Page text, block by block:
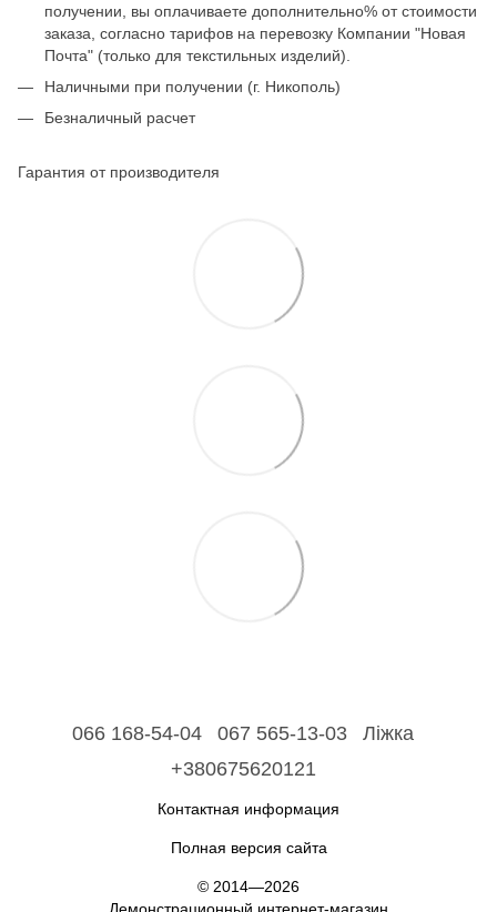
получении, вы оплачиваете дополнительно% от стоимости
заказа, согласно тарифов на перевозку Компании "Новая
Почта" (только для текстильных изделий).
Наличными при получении (г. Никополь)
Безналичный расчет
Гарантия от производителя
066 168-54-04 067 565-13-03
Ліжка
+380675620121
Контактная информация
Полная версия сайта
© 2014—2026
Демонстрационный интернет-магазин